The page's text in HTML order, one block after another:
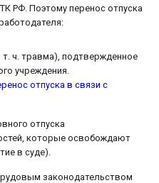
РФ. Поэтому перенос отпуска
ч. травма), подтвержденное
учреждения.
отпуска в связи с
отпуска
которые освобождают
в суде).
законодательством